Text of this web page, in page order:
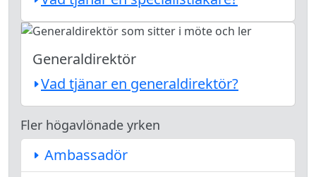
Generaldirektör
Vad tjänar en generaldirektör?
Fler högavlönade yrken
Ambassadör